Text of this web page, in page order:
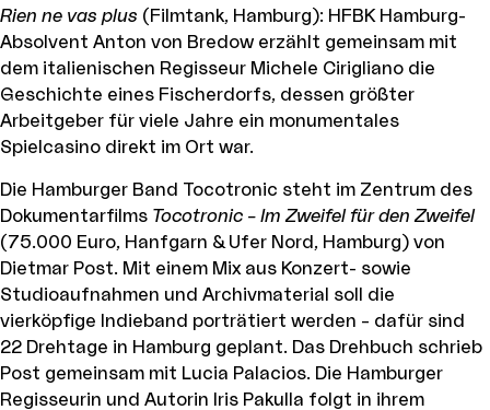
Rien ne vas plus (Filmtank, Hamburg): HFBK Hamburg-
Absolvent Anton von Bredow erzählt gemeinsam mit
dem italienischen Regisseur Michele Cirigliano die
Geschichte eines Fischerdorfs, dessen größter
Arbeitgeber für viele Jahre ein monumentales
Spielcasino direkt im Ort war.
Die Hamburger Band Tocotronic steht im Zentrum des
Dokumentarfilms Tocotronic – Im Zweifel für den Zweifel
(75.000 Euro, Hanfgarn & Ufer Nord, Hamburg) von
Dietmar Post. Mit einem Mix aus Konzert- sowie
Studioaufnahmen und Archivmaterial soll die
vierköpfige Indieband porträtiert werden – dafür sind
22 Drehtage in Hamburg geplant. Das Drehbuch schrieb
Post gemeinsam mit Lucia Palacios. Die Hamburger
Regisseurin und Autorin Iris Pakulla folgt in ihrem